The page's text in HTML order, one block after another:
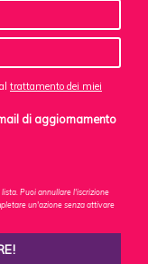
trattamento dei miei
di aggiornamento
Puoi annullare l'iscrizione
un'azione senza attivare